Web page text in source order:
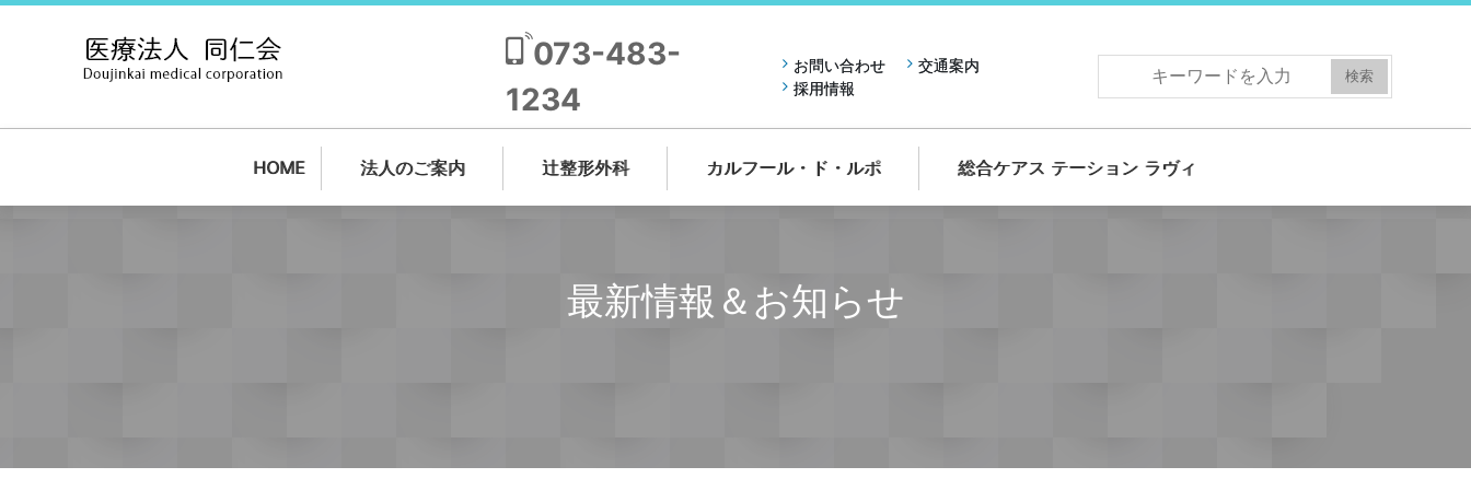
073-483-
1234
お問い合わせ
交通案内
採用情報
HOME 法人のご案内 辻整形外科 カルフール・ド・ルポ 総合ケアス テーション ラヴィ
最新情報＆お知らせ